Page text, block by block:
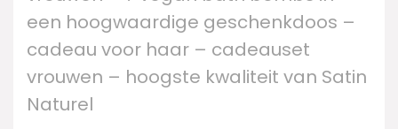
een hoogwaardige geschenkdoos –
cadeau voor haar – cadeauset
vrouwen – hoogste kwaliteit van Satin
Naturel